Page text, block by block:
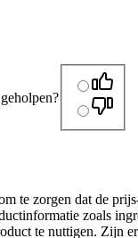
te zorgen dat de
zoals
te nuttigen. Zijn